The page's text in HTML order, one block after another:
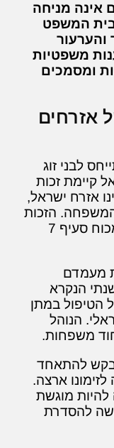
אינה מניחה
המשפט
והערעור
משפטיות
ומסמכים
אזרחים
לבני זוג
קיימת זכות
אזרח ישראל,
הזכות
נובעת מסמכותו של שר הפנים, מכוח סעיף 7
מעמדם
הנקרא
הטיפול במתן
הנוהל
משפחות.
להתאחד
ארצה.
להיות מוגשת
להסדרת